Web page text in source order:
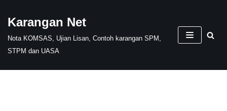
Skip
to
content
Karangan Net
Nota KOMSAS, Ujian Lisan, Contoh karangan SPM,
STPM dan UASA